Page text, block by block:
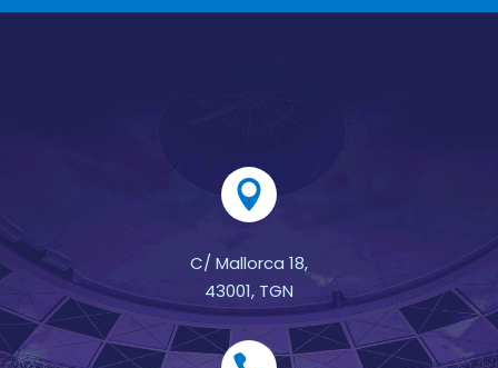
C/ Mallorca 18,
43001, TGN